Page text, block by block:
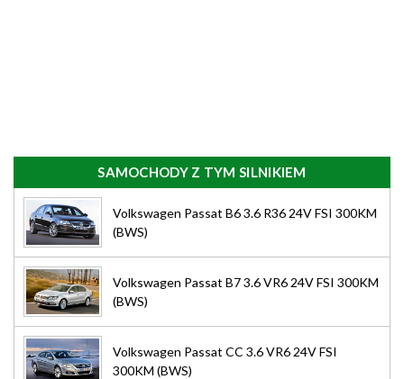
SAMOCHODY Z TYM SILNIKIEM
Volkswagen Passat B6 3.6 R36 24V FSI 300KM
(BWS)
Volkswagen Passat B7 3.6 VR6 24V FSI 300KM
(BWS)
Volkswagen Passat CC 3.6 VR6 24V FSI
300KM (BWS)